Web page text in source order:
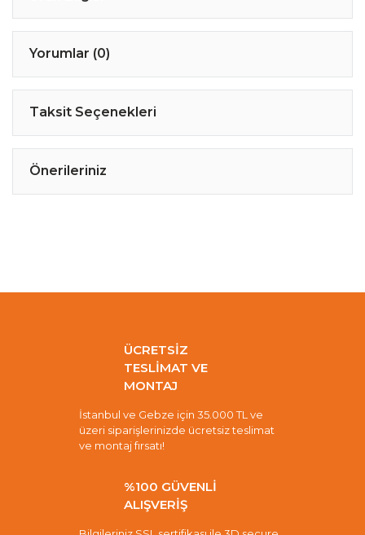
Yorumlar (0)
Taksit Seçenekleri
Önerileriniz
ÜCRETSİZ
TESLİMAT VE
MONTAJ
İstanbul ve Gebze için 35.000 TL ve
üzeri siparişlerinizde ücretsiz teslimat
ve montaj fırsatı!
%100 GÜVENLİ
ALIŞVERİŞ